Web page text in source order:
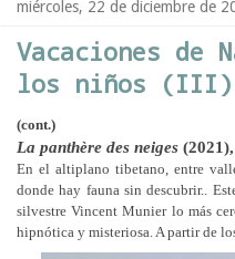
miércoles, 22 de diciembre de
Vacaciones de
los niños (III)
(cont.)
La panthère des neiges
En el altiplano tibetano, entre
donde hay fauna sin descubrir..
silvestre Vincent Munier lo más
hipnótica y misteriosa. A partir de